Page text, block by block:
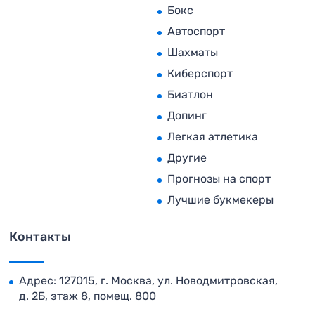
Бокс
Автоспорт
Шахматы
Киберспорт
Биатлон
Допинг
Легкая атлетика
Другие
Прогнозы на спорт
Лучшие букмекеры
Контакты
Адрес: 127015, г. Москва, ул. Новодмитровская,
д. 2Б, этаж 8, помещ. 800